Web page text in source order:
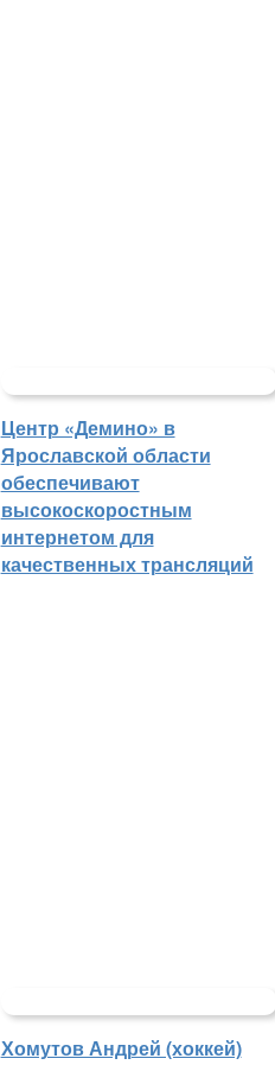
Центр «Демино» в
Ярославской области
обеспечивают
высокоскоростным
интернетом для
качественных трансляций
Хомутов Андрей (хоккей)